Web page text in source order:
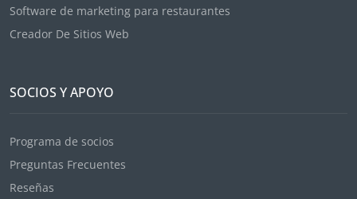
Software de marketing para restaurantes
Creador De Sitios Web
SOCIOS Y APOYO
Programa de socios
Preguntas Frecuentes
Reseñas